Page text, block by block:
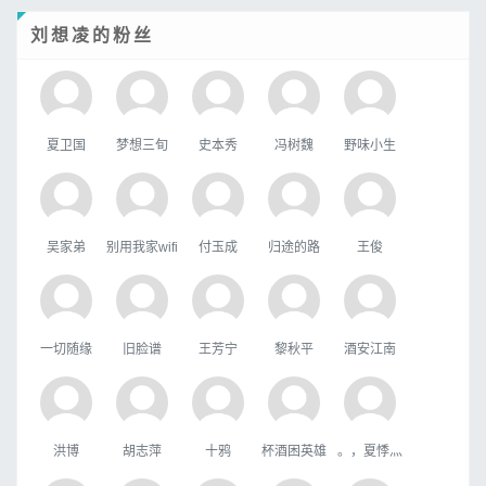
刘想凌的粉丝
夏卫国 梦想三旬 史本秀 冯树魏 野味小生
吴家弟 别用我家wifi 付玉成 归途的路 王俊
一切随缘 旧脸谱 王芳宁 黎秋平 酒安江南
洪博 胡志萍 十鸦 杯酒困英雄 。，夏悸灬